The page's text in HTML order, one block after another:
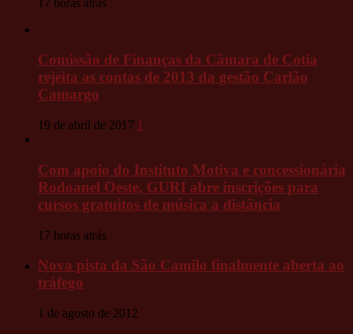
Comissão de Finanças da Câmara de Cotia
rejeita as contas de 2013 da gestão Carlão
Camargo
19 de abril de 2017 1
Com apoio do Instituto Motiva e concessionária
Rodoanel Oeste, GURI abre inscrições para
cursos gratuitos de música a distância
17 horas atrás
Nova pista da São Camilo finalmente aberta ao
tráfego
1 de agosto de 2012